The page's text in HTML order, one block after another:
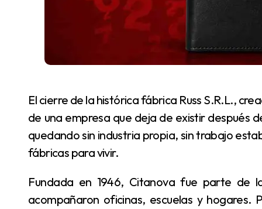
El cierre de la histórica fábrica Russ S.R.L., creadora de las agendas Citanova, no es solo la noticia
de una empresa que deja de existir después
quedando sin industria propia, sin trabajo
fábricas para vivir.
Fundada en 1946, Citanova fue parte de la vida cotidiana de generaciones. Sus agendas
acompañaron oficinas, escuelas y hogares.